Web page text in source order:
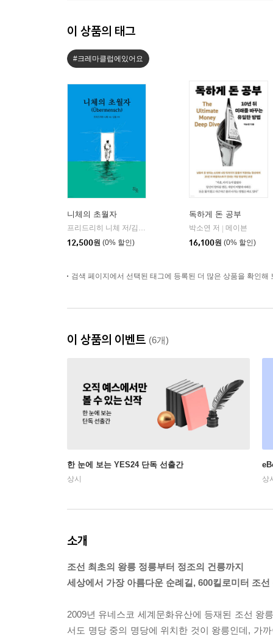
이 상품의 태그
#크레마클럽에있어요
니체의 초월자
12,500원 (0% 할인)
독하게 돈 공부
박소연 저 | 메이븐
16,100원 (0% 할인)
검색 페이지에서 선택된 태그에 등록된 더 많은 상품을 확인해
이 상품의 이벤트 (6개)
한 눈에 보는 YES24 단독 선출간
상시 상
소개
조선 최초의 왕릉 정릉부터 정조의 건릉까지
세상에서 가장 아름다운 순례길, 600킬로미터 조
2009년 유네스코 세계문화유산에 등재된 조선 왕
서도 명당 중의 명당에 위치한 것이 왕릉인데, 가